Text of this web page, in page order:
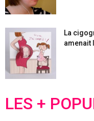
La
amenait
LES +